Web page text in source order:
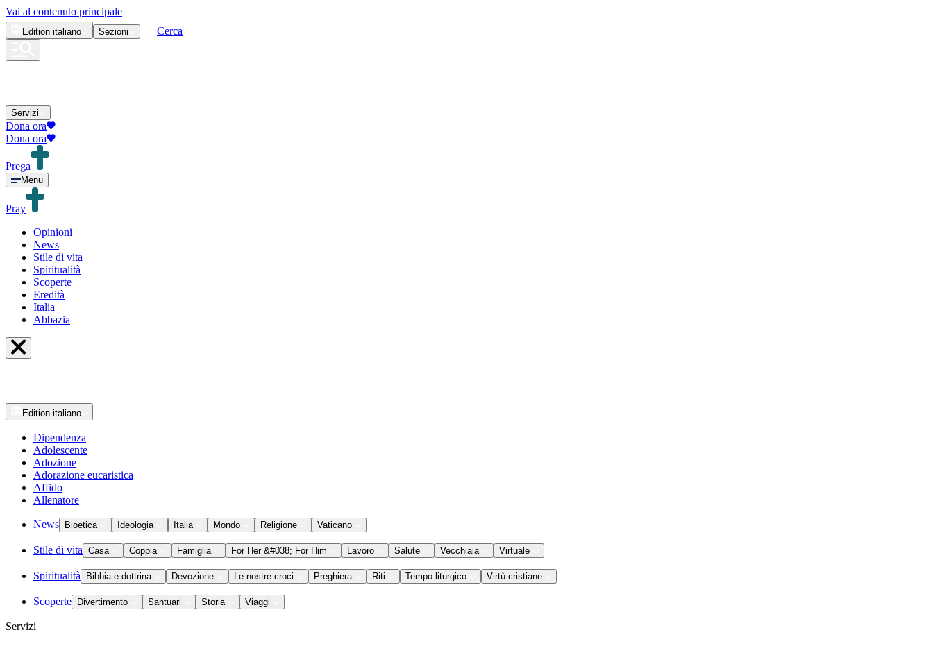
Vai al contenuto principale
Edition italiano Sezioni Cerca
Servizi
Dona ora
Dona ora
Prega
Menu
Pray
Opinioni
News
Stile di vita
Spiritualità
Scoperte
Eredità
Italia
Abbazia
Edition italiano
Dipendenza
Adolescente
Adozione
Adorazione eucaristica
Affido
Allenatore
News Bioetica Ideologia Italia Mondo Religione Vaticano
Stile di vita Casa Coppia Famiglia For Her &#038; For Him Lavoro Salute Vecchiaia Virtuale
Spiritualità Bibbia e dottrina Devozione Le nostre croci Preghiera Riti Tempo liturgico Virtù cristiane
Scoperte Divertimento Santuari Storia Viaggi
Servizi